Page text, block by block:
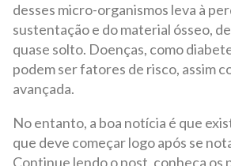
desses micro-organismos leva à
sustentação e do material ósseo,
quase solto. Doenças, como
podem ser fatores de risco, assim
avançada.
No entanto, a boa notícia é que
que deve começar logo após se
Continue lendo o post, conheça os